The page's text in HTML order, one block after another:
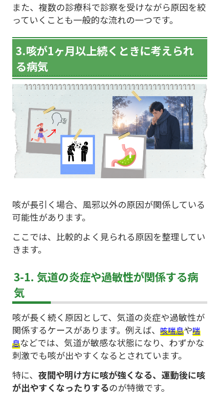
また、複数の診療科で診察を受けながら原因を絞
っていくことも一般的な流れの一つです。
3.咳が1ヶ月以上続くときに考えられ
る病気
咳が長引く場合、風邪以外の原因が関係している
可能性があります。
ここでは、比較的よく見られる原因を整理してい
きます。
3-1. 気道の炎症や過敏性が関係する病
気
咳が長く続く原因として、気道の炎症や過敏性が
関係するケースがあります。例えば、 咳喘息や喘
息などでは、気道が敏感な状態になり、わずかな
刺激でも咳が出やすくなるとされています。
特に、 夜間や明け方に咳が強くなる、運動後に咳
が出やすくなったりするのが特徴です。